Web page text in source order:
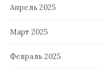
Апрель 2025
Март 2025
Февраль 2025